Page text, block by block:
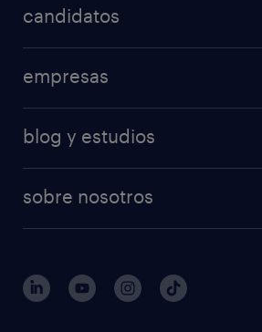
candidatos
empresas
blog y estudios
sobre nosotros